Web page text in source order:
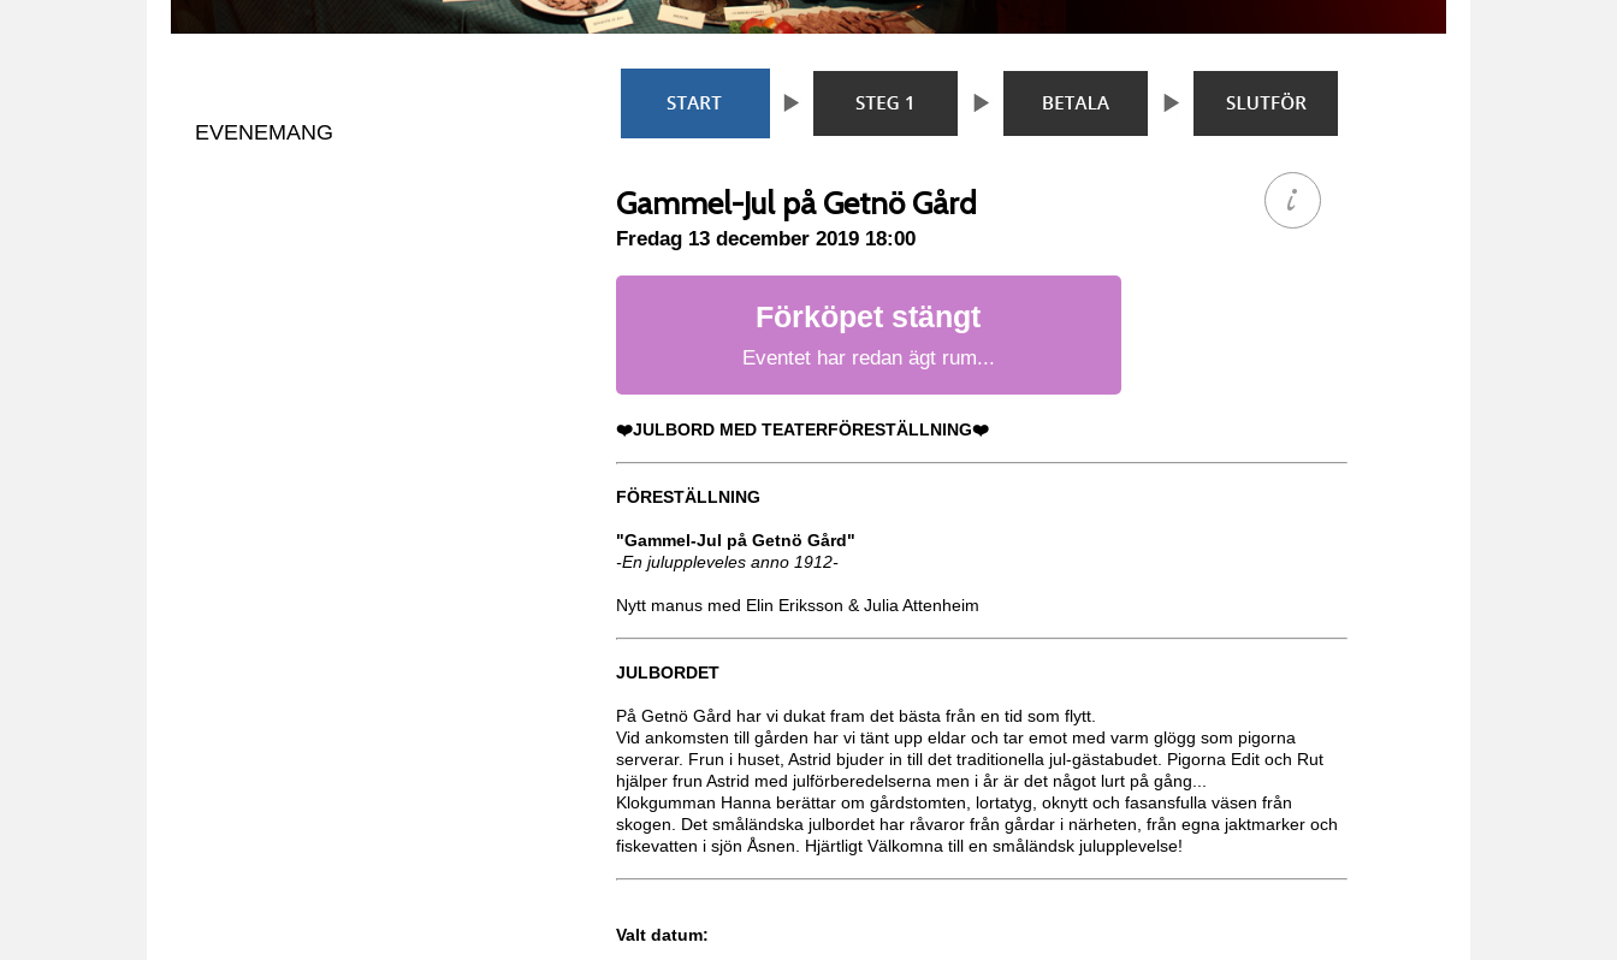
EVENEMANG
Gammel-Jul på Getnö Gård
Fredag 13 december 2019 18:00
Förköpet stängt
Eventet har redan ägt rum...
❤️JULBORD MED TEATERFÖRESTÄLLNING❤️
FÖRESTÄLLNING
"Gammel-Jul på Getnö Gård"
-En juluppleveles anno 1912-
Nytt manus med Elin Eriksson & Julia Attenheim
JULBORDET
På Getnö Gård har vi dukat fram det bästa från en tid som flytt.
Vid ankomsten till gården har vi tänt upp eldar och tar emot med varm glögg som pigorna
serverar. Frun i huset, Astrid bjuder in till det traditionella jul-gästabudet. Pigorna Edit och Rut
hjälper frun Astrid med julförberedelserna men i år är det något lurt på gång...
Klokgumman Hanna berättar om gårdstomten, lortatyg, oknytt och fasansfulla väsen från
skogen. Det småländska julbordet har råvaror från gårdar i närheten, från egna jaktmarker och
fiskevatten i sjön Åsnen. Hjärtligt Välkomna till en småländsk julupplevelse!
Valt datum: